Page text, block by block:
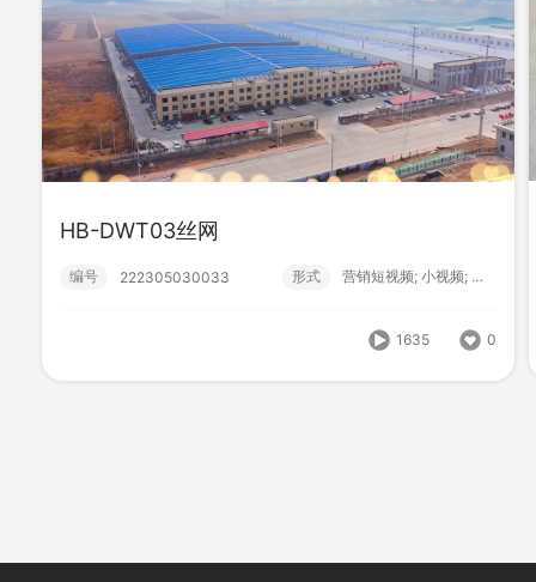
0
HB-DWT03丝网
编号 222305030033 形式 营销短视频; 小视频; 高级款;
1635 0